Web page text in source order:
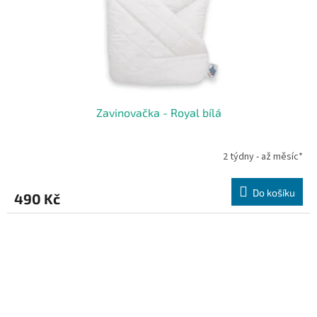
Zavinovačka - Royal bílá
2 týdny - až měsíc*
490 Kč Do košíku